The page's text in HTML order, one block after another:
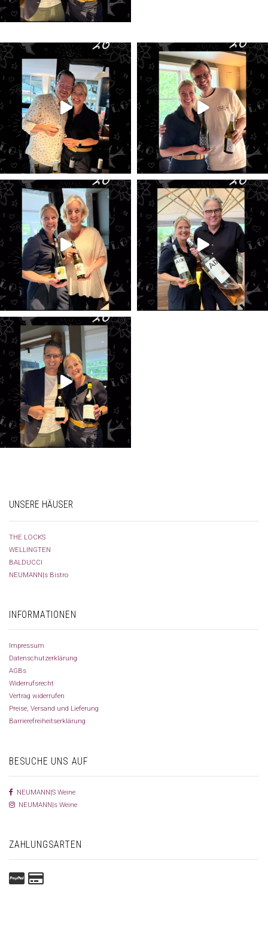
UNSERE HÄUSER
THE LOCKS
WELLINGTEN
BALDUCCI
NEUMANN|s Bistro
INFORMATIONEN
Impressum
Datenschutzerklärung
AGBs
Widerrufsrecht
Vertrag widerrufen
Preise, Versand und Lieferung
Barrierefreiheitserklärung
BESUCHE UNS AUF
NEUMANN|S Weine
NEUMANN|s Weine
ZAHLUNGSARTEN